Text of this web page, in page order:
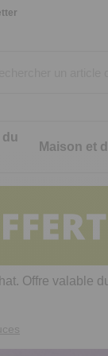
cuisine
de cuisine malins
Maison et
intimité
Offre valable